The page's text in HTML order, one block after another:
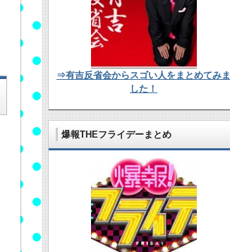
⇒有吉反省会からスゴい人をまとめてみま
した！
爆報THEフライデーまとめ